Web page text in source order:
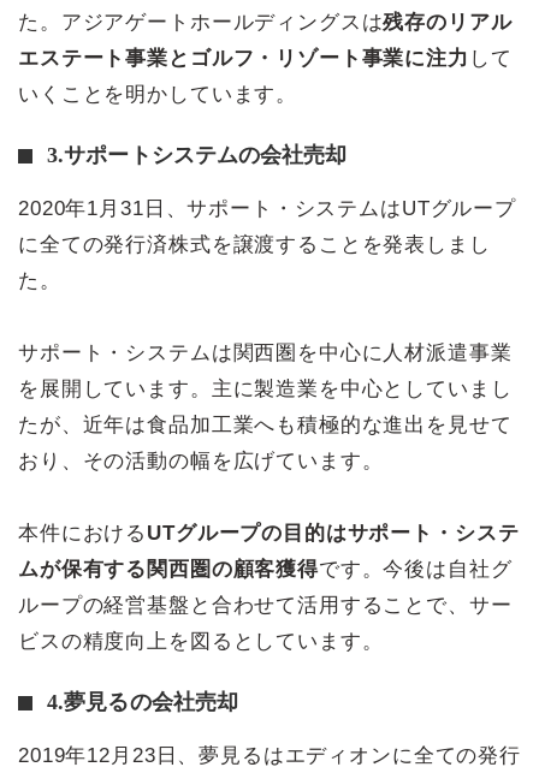
た。アジアゲートホールディングスは残存のリアル
エステート事業とゴルフ・リゾート事業に注力 して
いくことを明かしています。
3.サポートシステムの会社売却
2020年1月31日、サポート・システムはUTグループ
に全ての発行済株式を譲渡することを発表しまし
た。
サポート・システムは関西圏を中心に人材派遣事業
を展開しています。主に製造業を中心としていまし
たが、近年は食品加工業へも積極的な進出を見せて
おり、その活動の幅を広げています。
本件における UTグループの目的はサポート・システ
ムが保有する関西圏の顧客獲得です。今後は自社グ
ループの経営基盤と合わせて活用することで、サー
ビスの精度向上を図るとしています。
4.夢見るの会社売却
2019年12月23日、夢見るはエディオンに全ての発行